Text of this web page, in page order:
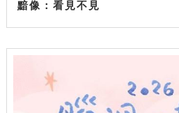
黯像：看見不見